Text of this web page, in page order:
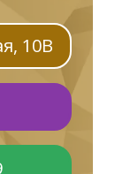
10В